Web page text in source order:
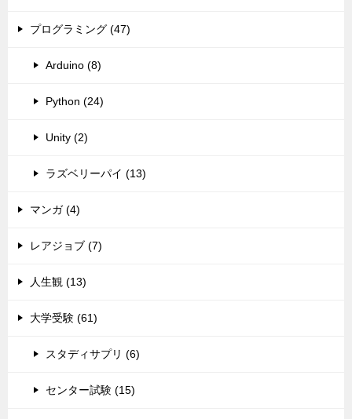
プログラミング (47)
Arduino (8)
Python (24)
Unity (2)
ラズベリーパイ (13)
マンガ (4)
レアジョブ (7)
人生観 (13)
大学受験 (61)
スタディサプリ (6)
センター試験 (15)